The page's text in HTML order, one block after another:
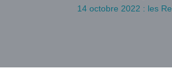
14 octobre 2022 : les